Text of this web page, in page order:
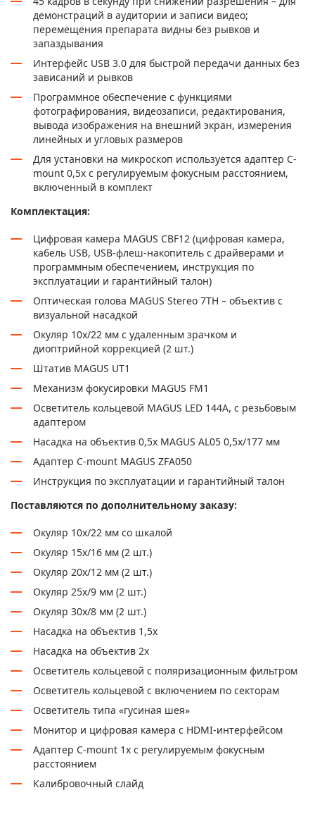
демонстраций в аудитории и записи видео;
перемещения препарата видны без рывков и
запаздывания
Интерфейс USB 3.0 для быстрой передачи данных без
зависаний и рывков
Программное обеспечение с функциями
фотографирования, видеозаписи, редактирования,
вывода изображения на внешний экран, измерения
линейных и угловых размеров
Для установки на микроскоп используется адаптер C-
mount 0,5х с регулируемым фокусным расстоянием,
включенный в комплект
Комплектация:
Цифровая камера MAGUS CBF12 (цифровая камера,
кабель USB, USB-флеш-накопитель с драйверами и
программным обеспечением, инструкция по
эксплуатации и гарантийный талон)
Оптическая голова MAGUS Stereo 7TH – объектив с
визуальной насадкой
Окуляр 10x/22 мм с удаленным зрачком и
диоптрийной коррекцией (2 шт.)
Штатив MAGUS UT1
Механизм фокусировки MAGUS FM1
Осветитель кольцевой MAGUS LED 144А, с резьбовым
адаптером
Насадка на объектив 0,5х MAGUS AL05 0,5х/177 мм
Адаптер C-mount MAGUS ZFA050
Инструкция по эксплуатации и гарантийный талон
Поставляются по дополнительному заказу:
Окуляр 10x/22 мм со шкалой
Окуляр 15х/16 мм (2 шт.)
Окуляр 20х/12 мм (2 шт.)
Окуляр 25х/9 мм (2 шт.)
Окуляр 30х/8 мм (2 шт.)
Насадка на объектив 1,5x
Насадка на объектив 2x
Осветитель кольцевой с поляризационным фильтром
Осветитель кольцевой с включением по секторам
Осветитель типа «гусиная шея»
Монитор и цифровая камера с HDMI-интерфейсом
Адаптер C-mount 1х с регулируемым фокусным
расстоянием
Калибровочный слайд